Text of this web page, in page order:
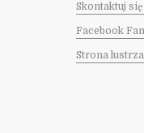
Skontaktuj
Facebook
Strona